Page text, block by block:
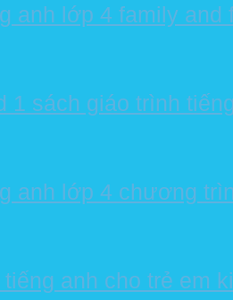
anh lớp 4 family and
1 sách giáo trình
anh lớp 4 chương
anh cho trẻ em